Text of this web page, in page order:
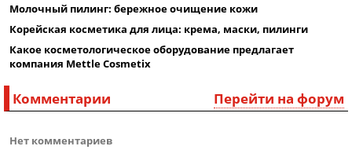
Молочный пилинг: бережное очищение кожи
Корейская косметика для лица: крема, маски, пилинги
Какое косметологическое оборудование предлагает
компания Mettle Cosmetix
Перейти на форум
Комментарии
Нет комментариев